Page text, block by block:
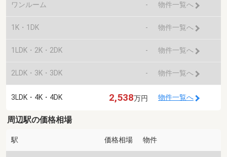
ワンルーム - 物件一覧へ
1K・1DK - 物件一覧へ
1LDK・2K・2DK - 物件一覧へ
2LDK・3K・3DK - 物件一覧へ
3LDK・4K・4DK 2,538万円 物件一覧へ
周辺駅の価格相場
駅 価格相場 物件